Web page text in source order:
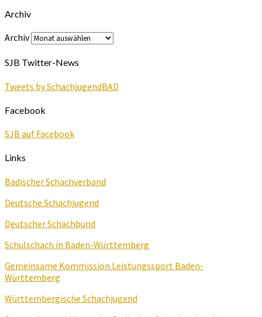
Archiv
Archiv
SJB Twitter-News
Tweets by SchachjugendBAD
Facebook
SJB auf Facebook
Links
Badischer Schachverband
Deutsche Schachjugend
Deutscher Schachbund
Schulschach in Baden-Württemberg
Gemeinsame Kommission Leistungssport Baden-
Württemberg
Württembergische Schachjugend